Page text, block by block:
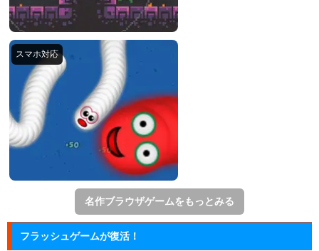
名作ブラウザゲームをもっとみる
フラッシュゲームが復活！